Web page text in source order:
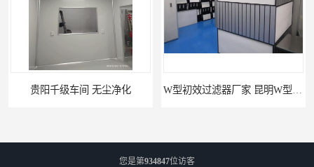
贵阳千级车间 无尘净化
您是第934847位访客